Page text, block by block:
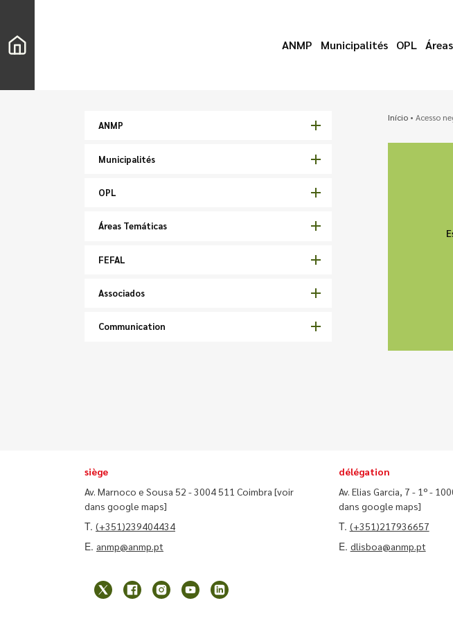
ANMP Municipalités OPL
ANMP
Municipalités
OPL
Áreas Temáticas
FEFAL
Associados
Communication
Início• Acesso
siège
Av. Marnoco e Sousa 52 - 3004 511 Coimbra [voir
dans google maps]
T. (+351)239404434
E. anmp@anmp.pt
délégation
Av. Elias Garcia, 7 - 1º -
dans google maps]
T. (+351)217936657
E. dlisboa@anmp.pt